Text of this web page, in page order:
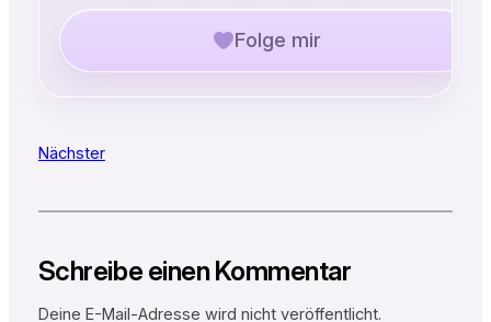
Folge mir
Nächster
Schreibe einen Kommentar
Deine E-Mail-Adresse wird nicht veröffentlicht.